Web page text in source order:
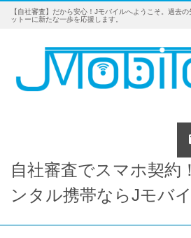
【自社審査】だから安心！Jモバイルへようこそ。過去
ットーに新たな一歩を応援します。
自社審査でスマホ契約
ンタル携帯ならJモバ